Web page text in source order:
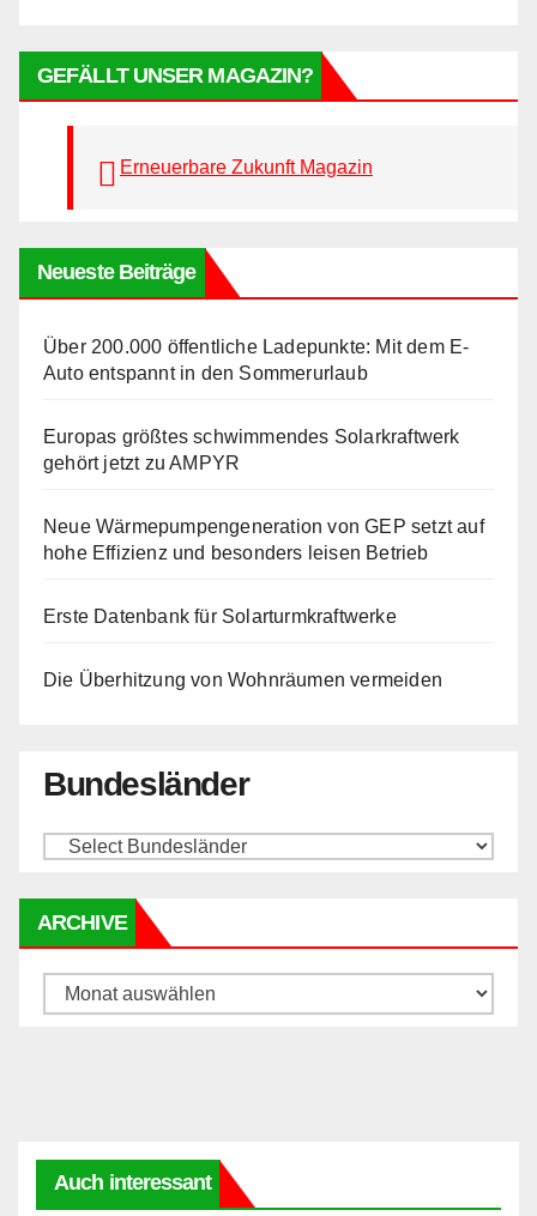
GEFÄLLT UNSER MAGAZIN?
Erneuerbare Zukunft Magazin
Neueste Beiträge
Über 200.000 öffentliche Ladepunkte: Mit dem E-
Auto entspannt in den Sommerurlaub
Europas größtes schwimmendes Solarkraftwerk
gehört jetzt zu AMPYR
Neue Wärmepumpengeneration von GEP setzt auf
hohe Effizienz und besonders leisen Betrieb
Erste Datenbank für Solarturmkraftwerke
Die Überhitzung von Wohnräumen vermeiden
Bundesländer
ARCHIVE
Archive
Auch interessant